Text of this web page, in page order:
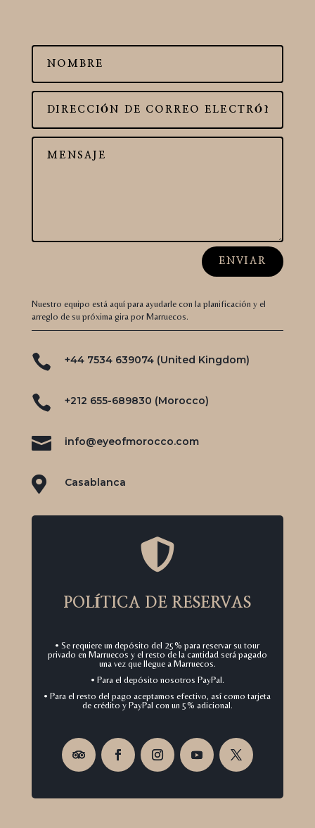
ENVIAR
Nuestro equipo está aquí para ayudarle con la planificación y el
arreglo de su próxima gira por Marruecos.
 +44 7534 639074 (United Kingdom)
 +212 655-689830 (Morocco)
 info@eyeofmorocco.com
 Casablanca

POLÍTICA DE RESERVAS
• Se requiere un depósito del 25% para reservar su tour
privado en Marruecos y el resto de la cantidad será pagado
una vez que llegue a Marruecos.
• Para el depósito nosotros PayPal.
• Para el resto del pago aceptamos efectivo, así como tarjeta
de crédito y PayPal con un 5% adicional.